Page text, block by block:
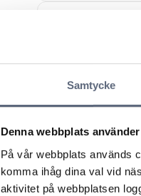
Samtycke
Denna webbplats
På vår webbplats används
komma ihåg dina val vid
aktivitet på webbplatsen
Fel på en mobil
Fel eller avbrott på
ARN 2018-
fakturor till fel
ARN 2018-